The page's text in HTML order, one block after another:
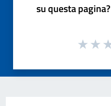
su questa pagina?